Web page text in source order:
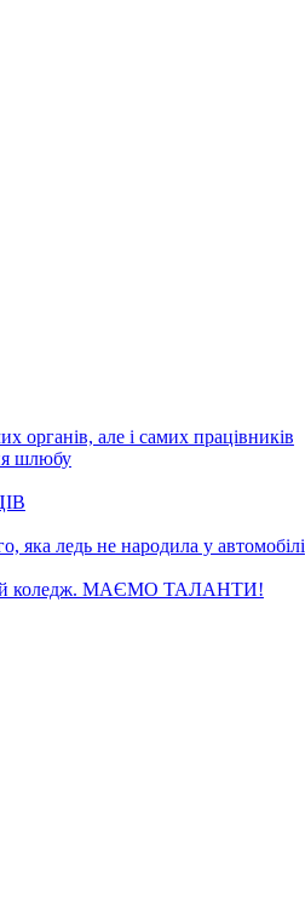
органів, але і самих працівників
шлюбу
яка ледь не народила у автомобілі
коледж. МАЄМО ТАЛАНТИ!